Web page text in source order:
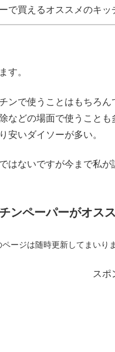
で買えるオススメのキ
す。
ンで使うことはもちろ
などの場面で使うことも
安いダイソーが多い。
はないですが今まで私
ンペーパーがオス
ージは随時更新してまいり
スポ